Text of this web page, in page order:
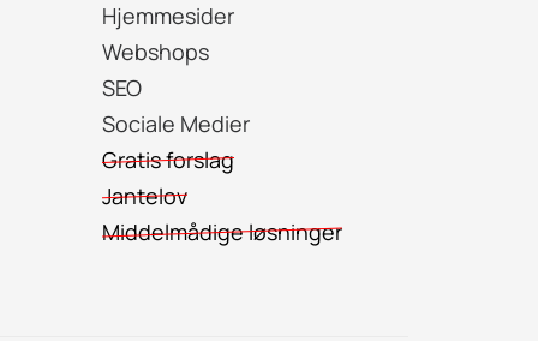
Hjemmesider
Webshops
SEO
Sociale Medier
Gratis forslag
Jantelov
Middelmådige løsninger